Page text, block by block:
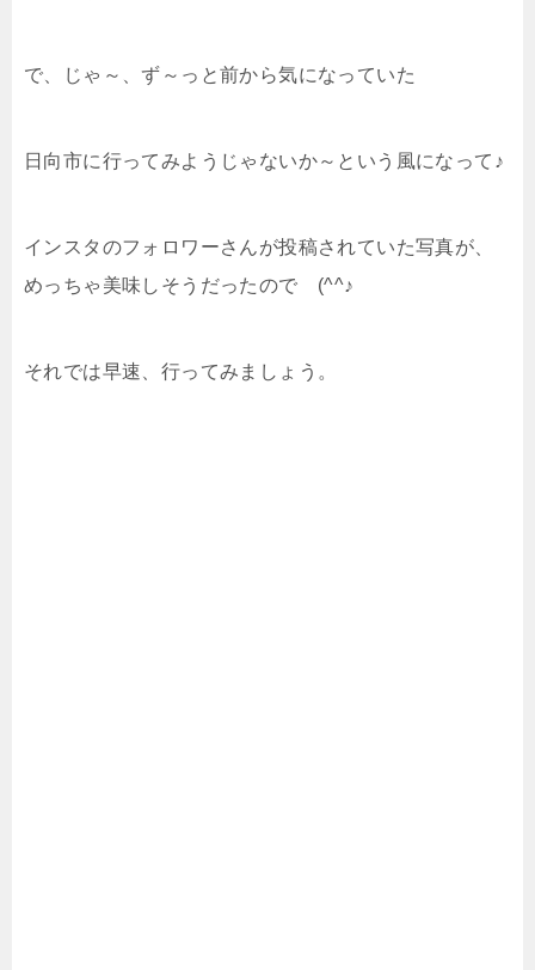
で、じゃ～、ず～っと前から気になっていた
日向市に行ってみようじゃないか～という風になって♪
インスタのフォロワーさんが投稿されていた写真が、
めっちゃ美味しそうだったので (^^♪
それでは早速、行ってみましょう。